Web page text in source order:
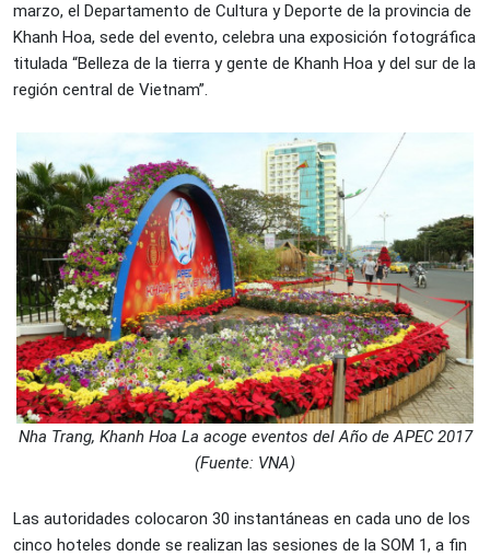
marzo, el Departamento de Cultura y Deporte de la provincia de
Khanh Hoa, sede del evento, celebra una exposición fotográfica
titulada “Belleza de la tierra y gente de Khanh Hoa y del sur de la
región central de Vietnam”.
Nha Trang, Khanh Hoa La acoge eventos del Año de APEC 2017
(Fuente: VNA)
Las autoridades colocaron 30 instantáneas en cada uno de los
cinco hoteles donde se realizan las sesiones de la SOM 1, a fin